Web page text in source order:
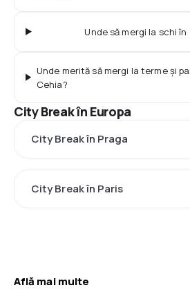
Unde să mergi la schi în
Unde merită să mergi la terme și
Cehia?
City Break în Europa
City Break în Praga
City Break în Paris
Află mai multe